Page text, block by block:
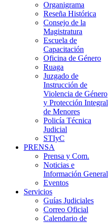
Organigrama
Reseña Histórica
Consejo de la
Magistratura
Escuela de
Capacitación
Oficina de Género
Ruaga
Juzgado de
Instrucción de
Violencia de Género
y Protección Integral
de Menores
Policía Técnica
Judicial
STIyC
PRENSA
Prensa y Com.
Noticias e
Información General
Eventos
Servicios
Guías Judiciales
Correo Oficial
Calendario de